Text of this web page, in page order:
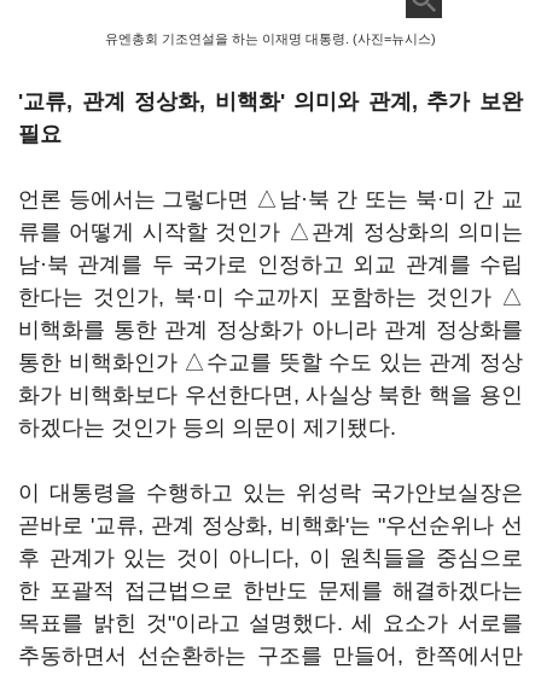
유엔총회 기조연설을 하는 이재명 대통령. (사진=뉴시스)
'교류, 관계 정상화, 비핵화' 의미와 관계, 추가 보완
필요
언론 등에서는 그렇다면 △남·북 간 또는 북·미 간 교
류를 어떻게 시작할 것인가 △관계 정상화의 의미는
남·북 관계를 두 국가로 인정하고 외교 관계를 수립
한다는 것인가, 북·미 수교까지 포함하는 것인가 △
비핵화를 통한 관계 정상화가 아니라 관계 정상화를
통한 비핵화인가 △수교를 뜻할 수도 있는 관계 정상
화가 비핵화보다 우선한다면, 사실상 북한 핵을 용인
하겠다는 것인가 등의 의문이 제기됐다.
이 대통령을 수행하고 있는 위성락 국가안보실장은
곧바로 '교류, 관계 정상화, 비핵화'는 "우선순위나 선
후 관계가 있는 것이 아니다, 이 원칙들을 중심으로
한 포괄적 접근법으로 한반도 문제를 해결하겠다는
목표를 밝힌 것"이라고 설명했다. 세 요소가 서로를
추동하면서 선순환하는 구조를 만들어, 한쪽에서만